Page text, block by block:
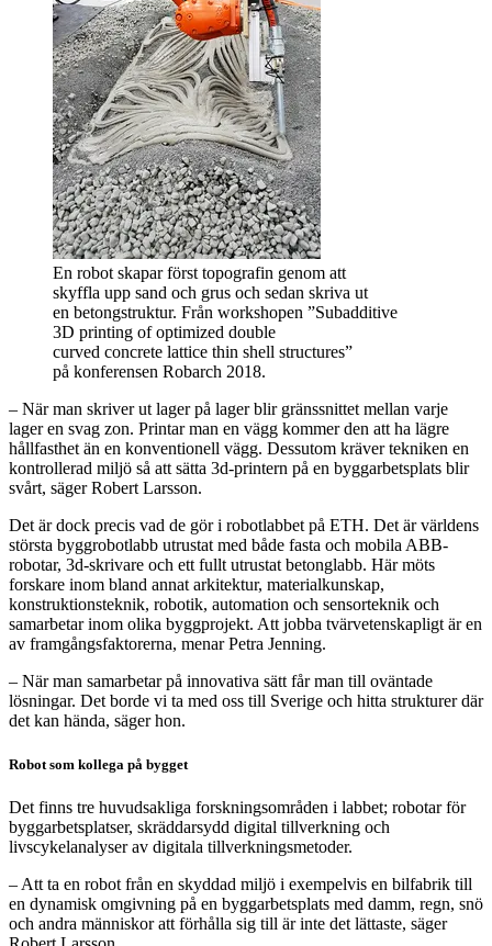
En robot skapar först topografin genom att
skyffla upp sand och grus och sedan skriva ut
en betongstruktur. Från workshopen ”Subadditive
3D printing of optimized double
curved concrete lattice thin shell structures”
på konferensen Robarch 2018.
– När man skriver ut lager på lager blir gränssnittet mellan varje
lager en svag zon. Printar man en vägg kommer den att ha lägre
hållfasthet än en konventionell vägg. Dessutom kräver tekniken en
kontrollerad miljö så att sätta 3d-printern på en byggarbetsplats blir
svårt, säger Robert Larsson.
Det är dock precis vad de gör i robotlabbet på ETH. Det är världens
största byggrobotlabb utrustat med både fasta och mobila ABB-
robotar, 3d-skrivare och ett fullt utrustat betonglabb. Här möts
forskare inom bland annat arkitektur, materialkunskap,
konstruktionsteknik, robotik, automation och sensorteknik och
samarbetar inom olika byggprojekt. Att jobba tvärvetenskapligt är en
av framgångsfaktorerna, menar Petra Jenning.
– När man samarbetar på innovativa sätt får man till oväntade
lösningar. Det borde vi ta med oss till Sverige och hitta strukturer där
det kan hända, säger hon.
Robot som kollega på bygget
Det finns tre huvudsakliga forskningsområden i labbet; robotar för
byggarbetsplatser, skräddarsydd digital tillverkning och
livscykelanalyser av digitala tillverkningsmetoder.
– Att ta en robot från en skyddad miljö i exempelvis en bilfabrik till
en dynamisk omgivning på en byggarbetsplats med damm, regn, snö
och andra människor att förhålla sig till är inte det lättaste, säger